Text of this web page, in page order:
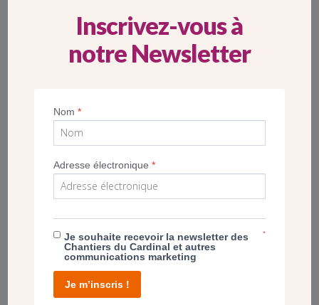
Dans un immeuble de deux étages avec jardin, la maison
paroissiale comprendra un oratoire, une grande salle de
GALERIE
Inscrivez-vous à
notre Newsletter
Nom*
Adresse électronique*
Je souhaite recevoir la newsletter des
Chantiers du Cardinal et autres
communications marketing
*
Je m’inscris !